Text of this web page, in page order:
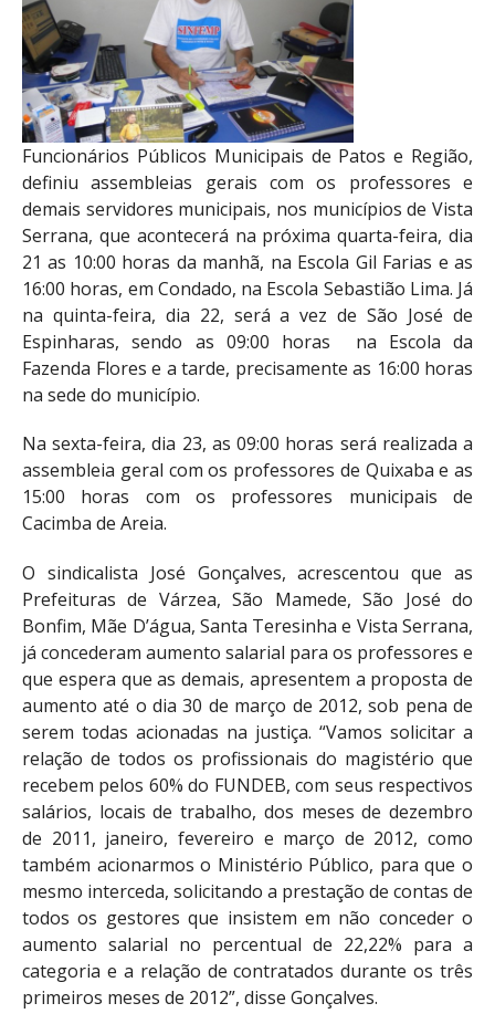
Funcionários Públicos Municipais de Patos e Região,
definiu assembleias gerais com os professores e
demais servidores municipais, nos municípios de Vista
Serrana, que acontecerá na próxima quarta-feira, dia
21 as 10:00 horas da manhã, na Escola Gil Farias e as
16:00 horas, em Condado, na Escola Sebastião Lima. Já
na quinta-feira, dia 22, será a vez de São José de
Espinharas, sendo as 09:00 horas na Escola da
Fazenda Flores e a tarde, precisamente as 16:00 horas
na sede do município.
Na sexta-feira, dia 23, as 09:00 horas será realizada a
assembleia geral com os professores de Quixaba e as
15:00 horas com os professores municipais de
Cacimba de Areia.
O sindicalista José Gonçalves, acrescentou que as
Prefeituras de Várzea, São Mamede, São José do
Bonfim, Mãe D’água, Santa Teresinha e Vista Serrana,
já concederam aumento salarial para os professores e
que espera que as demais, apresentem a proposta de
aumento até o dia 30 de março de 2012, sob pena de
serem todas acionadas na justiça. “Vamos solicitar a
relação de todos os profissionais do magistério que
recebem pelos 60% do FUNDEB, com seus respectivos
salários, locais de trabalho, dos meses de dezembro
de 2011, janeiro, fevereiro e março de 2012, como
também acionarmos o Ministério Público, para que o
mesmo interceda, solicitando a prestação de contas de
todos os gestores que insistem em não conceder o
aumento salarial no percentual de 22,22% para a
categoria e a relação de contratados durante os três
primeiros meses de 2012”, disse Gonçalves.